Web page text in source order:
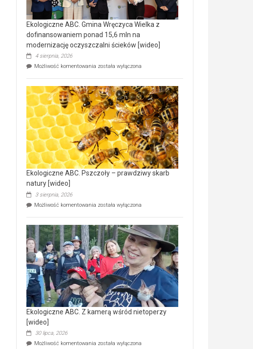
Ekologiczne ABC. Gmina Wręczyca Wielka z
dofinansowaniem ponad 15,6 mln na
modernizację oczyszczalni ścieków [wideo]
4 sierpnia, 2026
Możliwość komentowania Ekologiczne
Wręczyca
Wielka
z
dofinansowaniem
ponad
15,6
mln
na
modernizację
oczyszczalni
ścieków
[wideo]
została wyłączona
Ekologiczne ABC. Pszczoły – prawdziwy skarb
natury [wideo]
3 sierpnia, 2026
Możliwość komentowania Ekologiczne
–
prawdziwy
skarb
natury
[wideo]
została wyłączona
Ekologiczne ABC. Z kamerą wśród nietoperzy
[wideo]
30 lipca, 2026
Możliwość komentowania Ekologiczne
została wyłączona